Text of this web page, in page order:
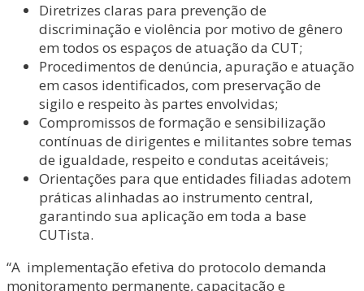
Diretrizes claras para prevenção de
discriminação e violência por motivo de gênero
em todos os espaços de atuação da CUT;
Procedimentos de denúncia, apuração e atuação
em casos identificados, com preservação de
sigilo e respeito às partes envolvidas;
Compromissos de formação e sensibilização
contínuas de dirigentes e militantes sobre temas
de igualdade, respeito e condutas aceitáveis;
Orientações para que entidades filiadas adotem
práticas alinhadas ao instrumento central,
garantindo sua aplicação em toda a base
CUTista.
“A implementação efetiva do protocolo demanda
monitoramento permanente, capacitação e